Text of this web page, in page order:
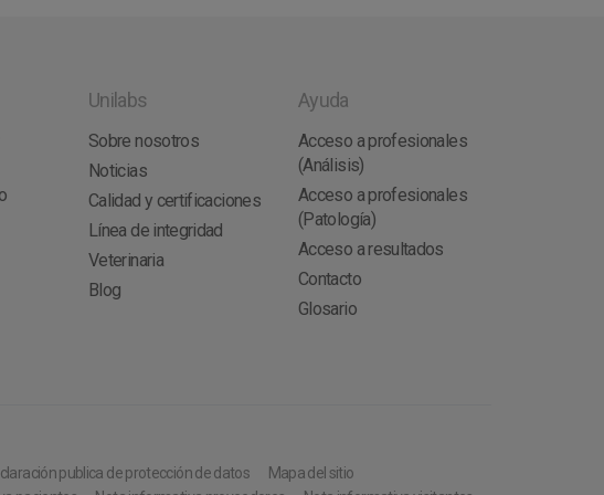
Unilabs
Sobre nosotros
Noticias
Calidad y certificaciones
Línea de integridad
Veterinaria
Blog
Ayuda
Acceso a profesionales
(Análisis)
Acceso a profesionales
(Patología)
Acceso a resultados
Contacto
Glosario
publica de protección de datos
Mapa del sitio